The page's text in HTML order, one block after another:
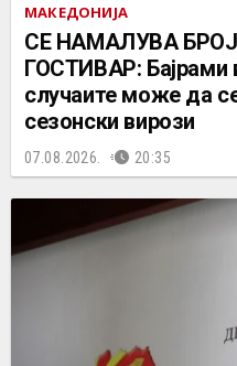
МАКЕДОНИЈА
СЕ НАМАЛУВА
ГОСТИВАР: Бајрами
случаите може да
сезонски вирози
07.08.2026. 20:35